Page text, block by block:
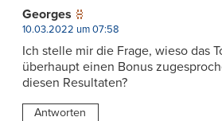
Georges
10.03.2022 um 07:58
Ich stelle mir die Frage, wieso das
überhaupt einen Bonus
diesen Resultaten?
Antworten